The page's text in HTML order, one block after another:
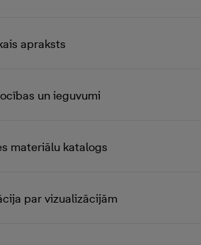
apraksts
un ieguvumi
materiālu katalogs
par vizualizācijām